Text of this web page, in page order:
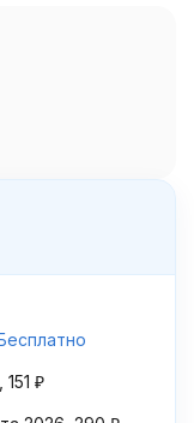
Бесплатно
151 ₽